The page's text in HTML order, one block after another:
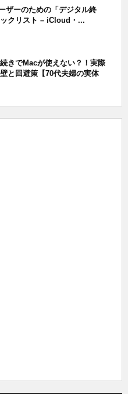
ザーのための「デジタル終
クリスト – iCloud・...
きでMacが使えない？！実際
と回避策【70代夫婦の実体